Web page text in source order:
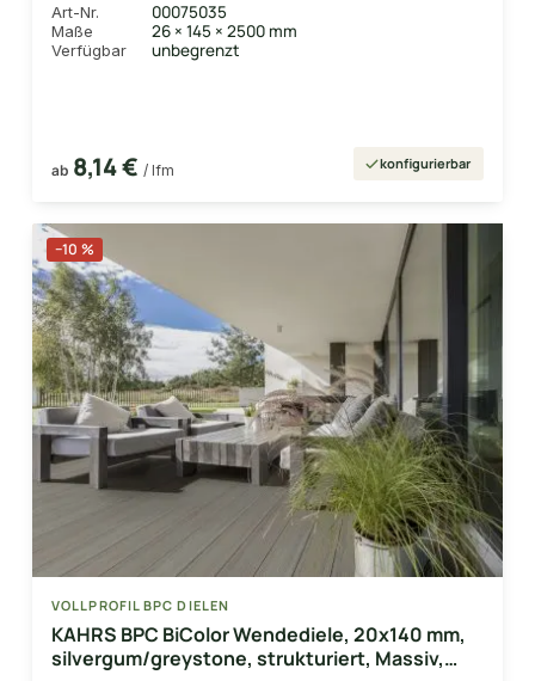
Profil: grob/fein
Art-Nr. 00075035
Maße 26 × 145 × 2500 mm
Verfügbar unbegrenzt
ab 8,14 € / lfm konfigurierbar
−10 %
VOLLPROFIL BPC DIELEN
KAHRS BPC BiColor Wendediele, 20x140 mm,
silvergum/greystone, strukturiert, Massiv,